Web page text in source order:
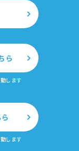
ら
します
します